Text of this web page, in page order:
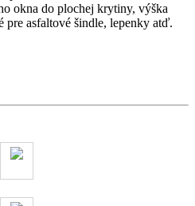
okna do plochej krytiny, výška
asfaltové šindle, lepenky atď.